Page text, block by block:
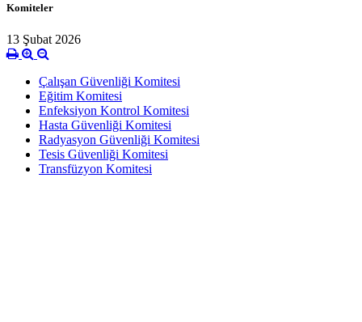
Komiteler
13 Şubat 2026
Çalışan Güvenliği Komitesi
Eğitim Komitesi
Enfeksiyon Kontrol Komitesi
Hasta Güvenliği Komitesi
Radyasyon Güvenliği Komitesi
Tesis Güvenliği Komitesi
Transfüzyon Komitesi